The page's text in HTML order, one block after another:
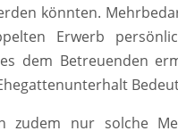
könnten.
Erwerb
dem Betreuenden
zudem nur solche